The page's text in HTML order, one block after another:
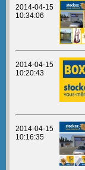
2014-04-15
10:34:06
2014-04-15
10:20:43
2014-04-15
10:16:35